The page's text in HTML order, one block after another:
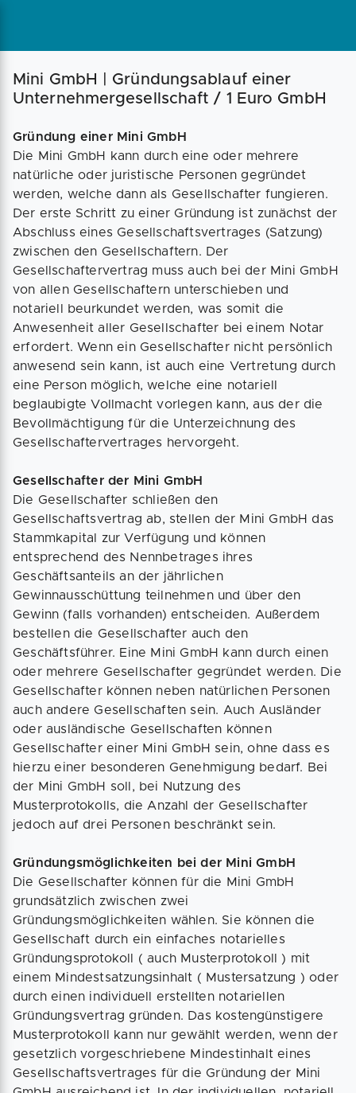
Magazin Businessplan Fördermittel
Mini GmbH | Gründungsablauf einer
Unternehmergesellschaft / 1 Euro GmbH
Gründung einer Mini GmbH
Die Mini GmbH kann durch eine oder mehrere
natürliche oder juristische Personen gegründet
werden, welche dann als Gesellschafter fungieren.
Der erste Schritt zu einer Gründung ist zunächst der
Abschluss eines Gesellschaftsvertrages (Satzung)
zwischen den Gesellschaftern. Der
Gesellschaftervertrag muss auch bei der Mini GmbH
von allen Gesellschaftern unterschieben und
notariell beurkundet werden, was somit die
Anwesenheit aller Gesellschafter bei einem Notar
erfordert. Wenn ein Gesellschafter nicht persönlich
anwesend sein kann, ist auch eine Vertretung durch
eine Person möglich, welche eine notariell
beglaubigte Vollmacht vorlegen kann, aus der die
Bevollmächtigung für die Unterzeichnung des
Gesellschaftervertrages hervorgeht.
Gesellschafter der Mini GmbH
Die Gesellschafter schließen den
Gesellschaftsvertrag ab, stellen der Mini GmbH das
Stammkapital zur Verfügung und können
entsprechend des Nennbetrages ihres
Geschäftsanteils an der jährlichen
Gewinnausschüttung teilnehmen und über den
Gewinn (falls vorhanden) entscheiden. Außerdem
bestellen die Gesellschafter auch den
Geschäftsführer. Eine Mini GmbH kann durch einen
oder mehrere Gesellschafter gegründet werden. Die
Gesellschafter können neben natürlichen Personen
auch andere Gesellschaften sein. Auch Ausländer
oder ausländische Gesellschaften können
Gesellschafter einer Mini GmbH sein, ohne dass es
hierzu einer besonderen Genehmigung bedarf. Bei
der Mini GmbH soll, bei Nutzung des
Musterprotokolls, die Anzahl der Gesellschafter
jedoch auf drei Personen beschränkt sein.
Gründungsmöglichkeiten bei der Mini GmbH
Die Gesellschafter können für die Mini GmbH
grundsätzlich zwischen zwei
Gründungsmöglichkeiten wählen. Sie können die
Gesellschaft durch ein einfaches notarielles
Gründungsprotokoll ( auch Musterprotokoll ) mit
einem Mindestsatzungsinhalt ( Mustersatzung ) oder
durch einen individuell erstellten notariellen
Gründungsvertrag gründen. Das kostengünstigere
Musterprotokoll kann nur gewählt werden, wenn der
gesetzlich vorgeschriebene Mindestinhalt eines
Gesellschaftsvertrages für die Gründung der Mini